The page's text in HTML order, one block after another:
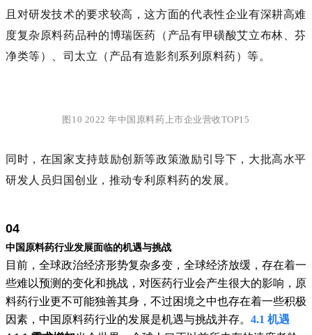
且对研发技术的要求较高，这方面的代表性企业有深耕高难
度复杂原料药品种的博瑞医药（产品有甲磺酸艾立布林、芬
净类等）、司太立（产品有造影剂系列原料药）等。
图10 2022 年中国原料药上市企业营收TOP15
同时，在国家支持鼓励创新等政策激励引导下，大批高水平
研发人员归国创业，推动专利原料药的发展。
04
中国原料药行业发展面临的机遇与挑战
目前，全球政治经济形势复杂多变，全球经济放缓，存在着一
些难以预测的变化和挑战，对医药行业会产生很大的影响，原
料药行业更不可能独善其身，不过困境之中也存在着一些积极
因素，中国原料药行业的发展是机遇与挑战并存。 4.1 机遇